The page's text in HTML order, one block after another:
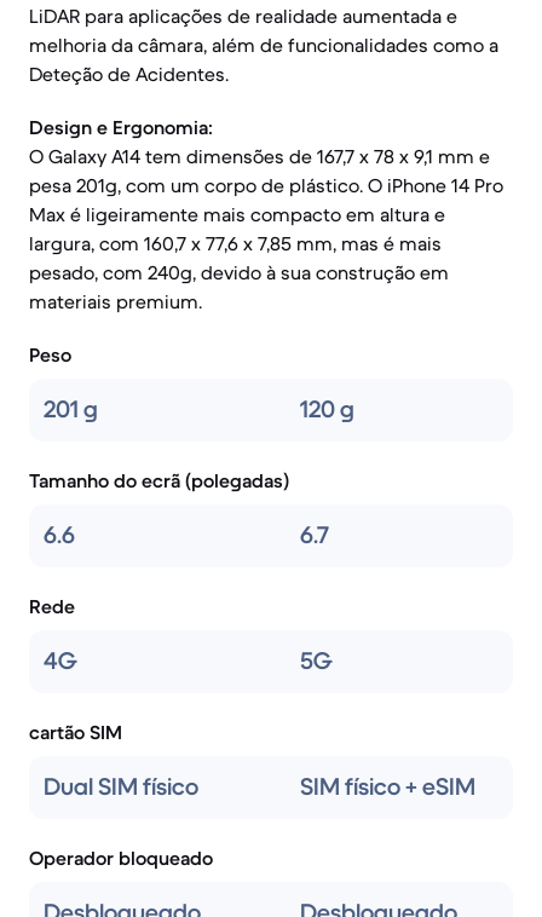
LiDAR para aplicações de realidade aumentada e
melhoria da câmara, além de funcionalidades como a
Deteção de Acidentes.
Design e Ergonomia:
O Galaxy A14 tem dimensões de 167,7 x 78 x 9,1 mm e
pesa 201g, com um corpo de plástico. O iPhone 14 Pro
Max é ligeiramente mais compacto em altura e
largura, com 160,7 x 77,6 x 7,85 mm, mas é mais
pesado, com 240g, devido à sua construção em
materiais premium.
Peso
201 g 120 g
Tamanho do ecrã (polegadas)
6.6 6.7
Rede
4G 5G
cartão SIM
Dual SIM físico SIM físico + eSIM
Operador bloqueado